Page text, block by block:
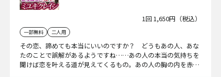
1回 1,650円（税込）
一部無料 二人用
その恋、諦めても本当にいいのですか？ どうもあの人、あな
たのことで誤解があるようですね……あの人の本当の気持ちを
聞けば恋を叶える道が見えてくるもの。あの人の胸の内を赤